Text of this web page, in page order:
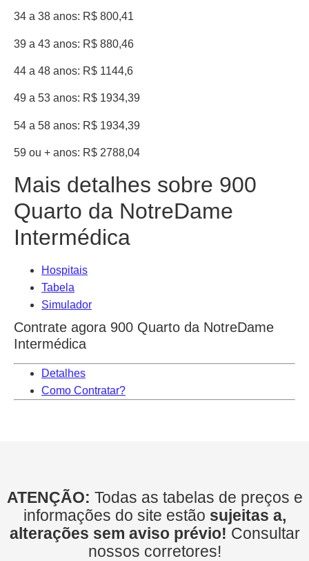
34 a 38 anos: R$ 800,41
39 a 43 anos: R$ 880,46
44 a 48 anos: R$ 1144,6
49 a 53 anos: R$ 1934,39
54 a 58 anos: R$ 1934,39
59 ou + anos: R$ 2788,04
Mais detalhes sobre 900
Quarto da NotreDame
Intermédica
Hospitais
Tabela
Simulador
Contrate agora 900 Quarto da NotreDame
Intermédica
Detalhes
Como Contratar?
ATENÇÃO: Todas as tabelas de preços e
informações do site estão sujeitas a,
alterações sem aviso prévio! Consultar
nossos corretores!